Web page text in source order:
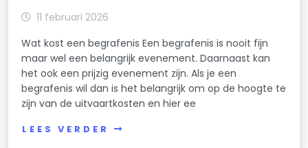
11 februari 2026
Wat kost een begrafenis Een begrafenis is nooit fijn
maar wel een belangrijk evenement. Daarnaast kan
het ook een prijzig evenement zijn. Als je een
begrafenis wil dan is het belangrijk om op de hoogte te
zijn van de uitvaartkosten en hier ee
LEES VERDER